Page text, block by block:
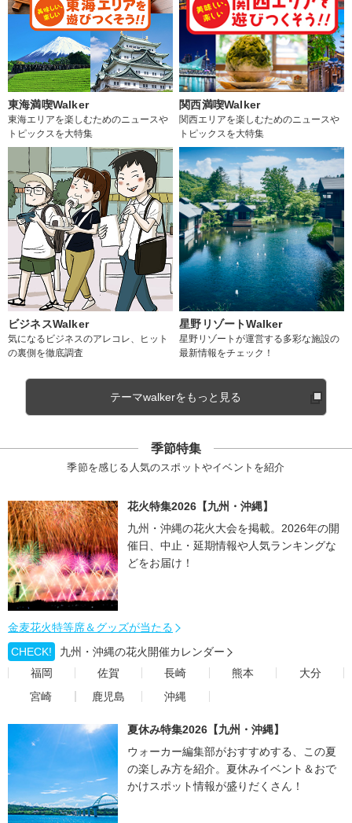
東海満喫Walker
東海エリアを楽しむためのニュースや
トピックスを大特集
関西満喫Walker
関西エリアを楽しむためのニュースや
トピックスを大特集
ビジネスWalker
気になるビジネスのアレコレ、ヒット
の裏側を徹底調査
星野リゾートWalker
星野リゾートが運営する多彩な施設の
最新情報をチェック！
テーマwalkerをもっと見る
季節特集
季節を感じる人気のスポットやイベントを紹介
花火特集2026【九州・沖縄】
九州・沖縄の花火大会を掲載。2026年の開
催日、中止・延期情報や人気ランキングな
どをお届け！
金麦花火特等席＆グッズが当たる
CHECK!
九州・沖縄の花火開催カレンダー
福岡
佐賀 長崎 熊本
大分
宮崎
鹿児島 沖縄
夏休み特集2026【九州・沖縄】
ウォーカー編集部がおすすめする、この夏
の楽しみ方を紹介。夏休みイベント＆おで
かけスポット情報が盛りだくさん！